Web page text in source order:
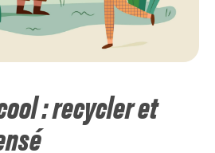
: recycler et